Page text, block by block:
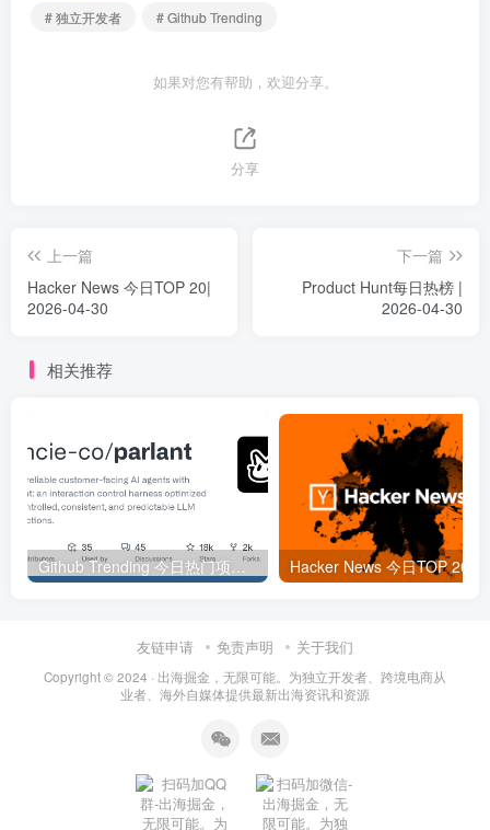
# 独立开发者
# Github Trending
如果对您有帮助，欢迎分享。
分享
上一篇
Hacker News 今日TOP 20|
2026-04-30
下一篇
Product Hunt每日热榜 |
2026-04-30
相关推荐
Github Trending 今日热门项目 | 2025-09-06
友链申请 免责声明 关于我们
Copyright © 2024 · 出海掘金，无限可能。为独立开发者、跨境电商从
业者、海外自媒体提供最新出海资讯和资源